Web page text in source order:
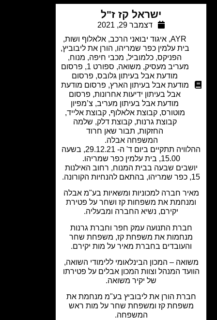
ישראל קז ז"ל
דצמבר 29, 2021
איגוד יבואני הרכב,אלאלוף ושות,
בית עלמין כפר שמריהו ,הורן את ליבוביץ ,
,כלמוביל,מכבי חיפה,מנוח,
מעריב מעסיק, משואה ,ספורט 1 ,פרסום
מודעת אבל בעיתון גלובס, פרסום
מודעת אבל בעיתון הארץ,פרסום מודעת
אבל בעיתון ידיעות אחרונות,פרסום
מודעת אבל בעיתון מעריב, צ’מפיון
,קבוצת אלאלוף ,קבוצת אלייד,
קבוצת גרנות,קבוצת דלק,שלמה
,תבור שאן חרוד
המשפחה אבלה.
ההלוויה תתקיים ביום ד' ה- 29.12.21, בשעה
שבעה בבית המנוח, רחוב האילנות
חברה למכוניות ומשאיות בע"מ אבלה
את משפחות קז ושחר על פטירת
יקירם, נשיא החברה ומבעליה.
חברת התנועה עמק חפר וחברת גרנות
את משפחת קז, משפחת שחר
והעובדים בחברת מאיר על מות יקירם.
– המכון הבינלאומי ללימודי השואה,
המנהל וצוות המכון אבלים על פטירתו
של יקיר משואה.
הורן את ליבוביץ בע"מ מנחמת את
קז ומשפחת שחר על מות ראש
המשפחה.